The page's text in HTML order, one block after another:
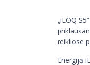
„iLOQ
reikliose
Energiją